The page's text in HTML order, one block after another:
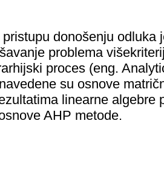
donošenju odluka
problema
proces (eng.
su osnove
linearne algebre
AHP metode.